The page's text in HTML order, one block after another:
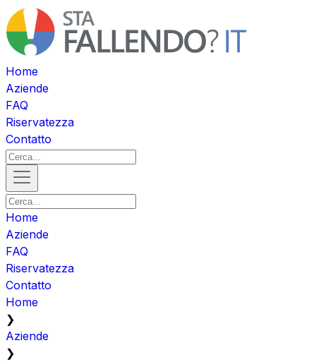
Home
Aziende
FAQ
Riservatezza
Contatto
Home
Aziende
FAQ
Riservatezza
Contatto
Home
❯
Aziende
❯